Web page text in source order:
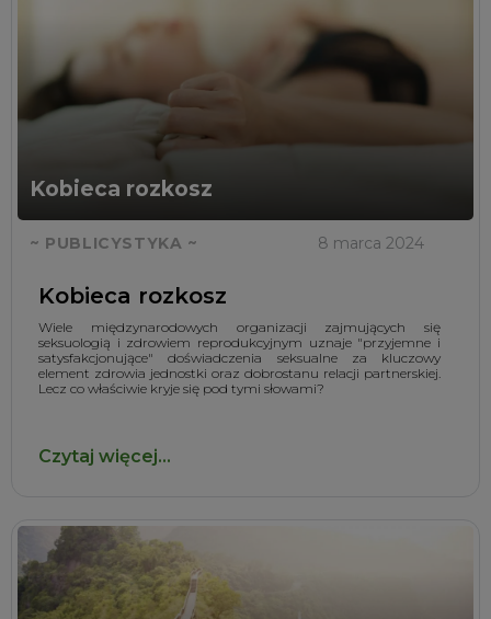
Kobieca rozkosz
~ PUBLICYSTYKA ~ 8 marca 2024
Kobieca rozkosz
Wiele międzynarodowych organizacji zajmujących się
seksuologią i zdrowiem reprodukcyjnym uznaje "przyjemne i
satysfakcjonujące" doświadczenia seksualne za kluczowy
element zdrowia jednostki oraz dobrostanu relacji partnerskiej.
Lecz co właściwie kryje się pod tymi słowami?
Czytaj więcej...